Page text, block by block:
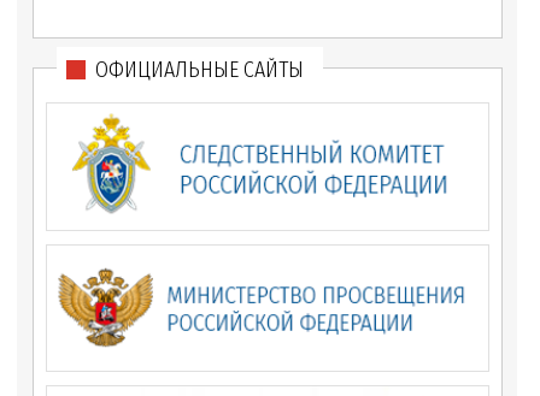
ОФИЦИАЛЬНЫЕ САЙТЫ